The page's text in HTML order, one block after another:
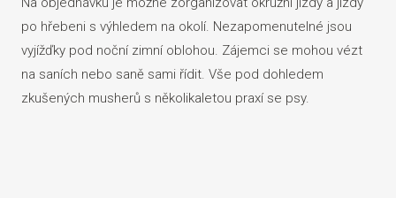
po hřebeni s výhledem na okolí. Nezapomenutelné jsou
vyjížďky pod noční zimní oblohou. Zájemci se mohou vézt
na saních nebo saně sami řídit. Vše pod dohledem
zkušených musherů s několikaletou praxí se psy.